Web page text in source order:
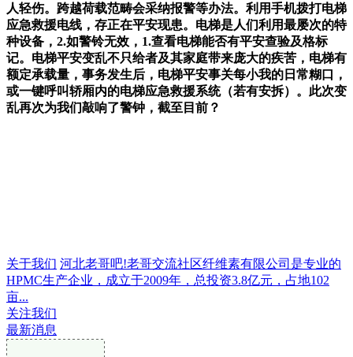
人轻伤。跨越荷载范畴会采纳报警等办法。利用手机拨打电梯
应急救援电线，存正在平安现患。电梯是人们利用最屡次的特
种设备，2.如警铃无效，1.查看电梯能否有平安查验及格标
记。电梯平安变乱不只给者及其家庭带来庞大的疾苦，电梯有
额定承载量，事务发生后，电梯平安事关每小我的日常糊口，
或一键呼叫轿厢内的电梯应急救援系统（若有安拆）。此次变
乱再次为我们敲响了警钟，截至目前？
关于我们 河北老哥吧!老哥交流社区纤维素有限公司是专业的
HPMC生产企业，成立于2009年，总投资3.8亿元，占地102
亩...
关注我们
最新消息